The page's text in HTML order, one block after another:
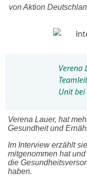
von Aktion
Verena
Unit bei
Verena Lauer, hat
Gesundheit und
Im Interview erzählt
mit­ge­nom­men hat
die
haben.